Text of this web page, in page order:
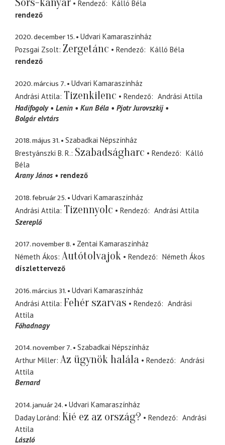
Rendező
Kálló Béla
rendező
2020. december 15.
Udvari Kamaraszínház
Pozsgai Zsolt Zergetánc Rendező
Kálló Béla
rendező
2020. március 7.
Udvari Kamaraszínház
Andrási Attila Tizenkilenc Rendező
Andrási Attila
Hadifogoly
Lenin Kun Béla
Pjotr Jurovszkij
Bolgár elvtárs
2018. május 31.
Szabadkai Népszínház
Brestyánszki B. R. Szabadságharc Rendező
Kálló
Béla
Arany János
rendező
2018. február 25.
Udvari Kamaraszínház
Andrási Attila Tizennyolc Rendező
Andrási Attila
Szereplő
2017. november 8.
Zentai Kamaraszínház
Németh Ákos Autótolvajok Rendező
Németh Ákos
díszlettervező
2016. március 31.
Udvari Kamaraszínház
Andrási Attila Fehér szarvas Rendező
Andrási
Attila
Főhadnagy
2014. november 7.
Szabadkai Népszínház
Arthur Miller Az ügynök halála Rendező
Andrási
Attila
Bernard
2014. január 24.
Udvari Kamaraszínház
Daday Loránd Kié ez az ország? Rendező
Andrási
Attila
László